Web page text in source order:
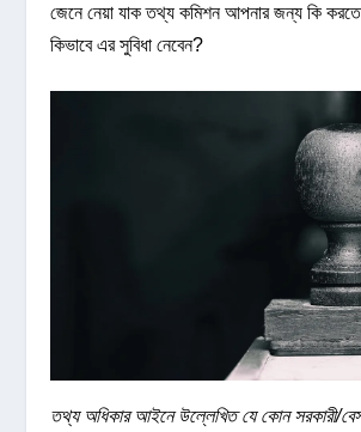
জেনে নেয়া যাক তথ্য কমিশন আপনার জন্য কি
কিভাবে এর সুবিধা নেবেন?
তথ্য অধিকার আইনে উল্লেখিত যে কোন সরকারী/